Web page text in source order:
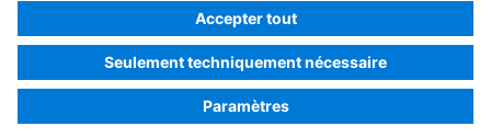
Choisir la langue
© 2026Mercedes-Benz AG
Identification du fournisseur
Paramètres des cookies
Cookies
Politique de confidentialité
Informations légales